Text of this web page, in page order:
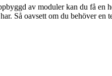
av moduler kan du få en
Så oavsett om du behöver